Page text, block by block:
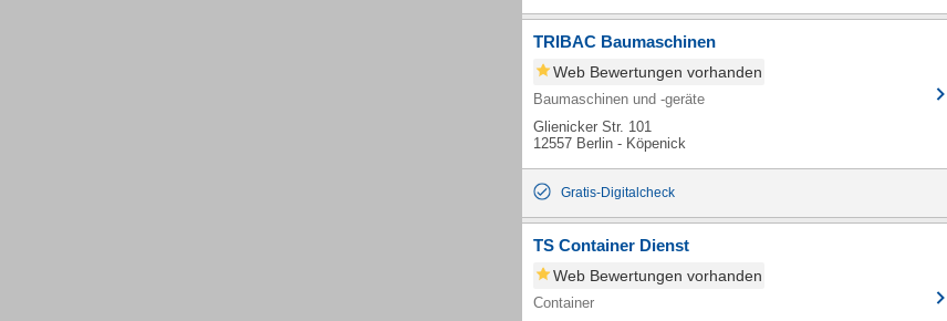
TRIBAC Baumaschinen
Web Bewertungen vorhanden
Baumaschinen und -geräte
Glienicker Str. 101
12557 Berlin - Köpenick
Gratis-Digitalcheck
TS Container Dienst
Web Bewertungen vorhanden
Container